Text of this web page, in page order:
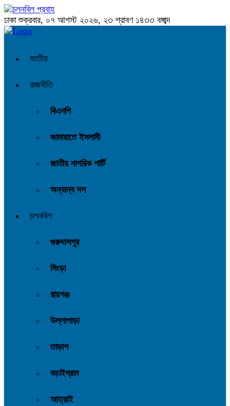
ঢাকাশুক্রবার, ০৭ আগস্ট ২০২৬, ২৩ শ্রাবণ ১৪৩৩ বঙ্গাব্দ
জাতীয়
রাজনীতি
বিএনপি
জামায়াতে ইসলামী
জাতীয় নাগরিক পার্টি
অন্যান্য দল
চলনবিল
গুরুদাসপুর
সিংড়া
রায়গঞ্জ
উল্লাপাড়া
তাড়াশ
বড়াইগ্রাম
আত্রাই